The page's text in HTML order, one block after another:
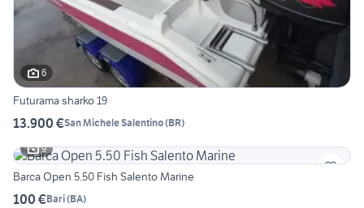
6
Futurama sharko 19
13.900 €San Michele Salentino(BR)
9
Barca Open 5.50 Fish Salento Marine
100 €Bari(BA)